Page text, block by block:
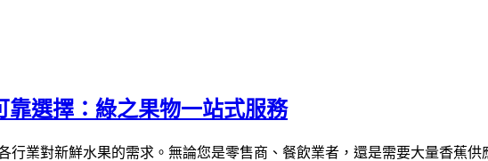
靠選擇：綠之果物一站式服務
業對新鮮水果的需求。無論您是零售商、餐飲業者，還是需要大量香蕉